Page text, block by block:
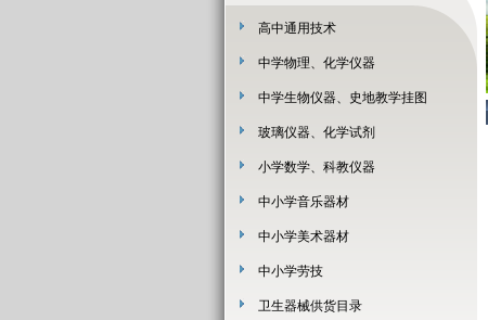
高中通用技术
中学物理、化学仪器
中学生物仪器、史地教学挂图
玻璃仪器、化学试剂
小学数学、科教仪器
中小学音乐器材
中小学美术器材
中小学劳技
卫生器械供货目录